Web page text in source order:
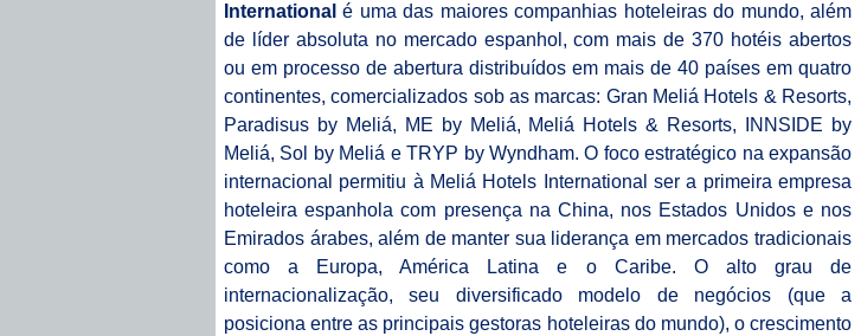
Internationalé uma das maiores companhias hoteleiras do mundo, além
de líder absoluta no mercado espanhol, com mais de 370 hotéis abertos
ou em processo de abertura distribuídos em mais de 40 países em quatro
continentes, comercializados sob as marcas: Gran Meliá Hotels & Resorts,
Paradisus by Meliá, ME by Meliá, Meliá Hotels & Resorts, INNSIDE by
Meliá, Sol by Meliá e TRYP by Wyndham. O foco estratégico na expansão
internacional permitiu à Meliá Hotels International ser a primeira empresa
hoteleira espanhola com presença na China, nos Estados Unidos e nos
Emirados árabes, além de manter sua liderança em mercados tradicionais
como a Europa, América Latina e o Caribe. O alto grau de
internacionalização, seu diversificado modelo de negócios (que a
posiciona entre as principais gestoras hoteleiras do mundo), o crescimento